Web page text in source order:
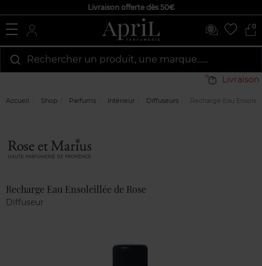
Livraison offerte dès 50€
0
Rechercher un produit, une marque…...
Livraison
Accueil Shop Parfums Intérieur Diffuseurs Recharge Eau
Recharge Eau Ensoleillée de Rose
Diffuseur